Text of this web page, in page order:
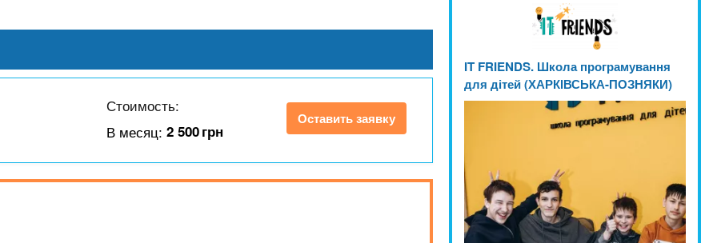
Стоимость:
В месяц:2 500грн
Оставить заявку
IT FRIENDS. Школа програмування
для дітей (ХАРКІВСЬКА-ПОЗНЯКИ)